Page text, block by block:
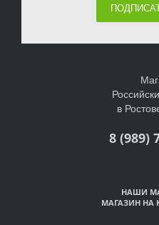
в
8 (989)
НАШИ
МАГАЗИН НА